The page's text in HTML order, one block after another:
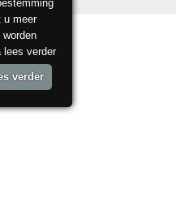
u meer
lees verder
verder